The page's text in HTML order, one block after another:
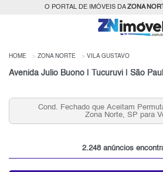
O PORTAL DE IMÓVEIS DAZONA
HOME ZONA NORTE VILA GUSTAVO
Avenida Julio Buono | Tucuruvi | São
na Vila Gustavo,
2.248 anúncios